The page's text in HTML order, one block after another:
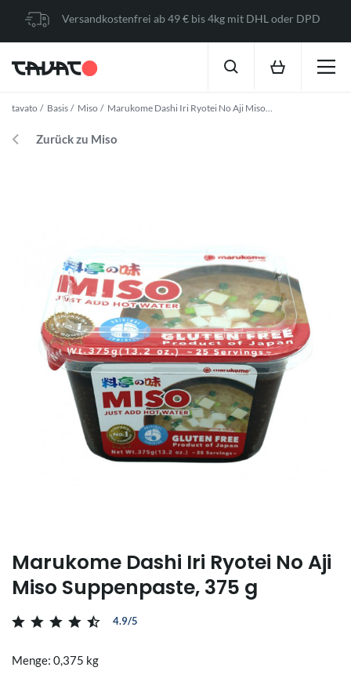
Versandkostenfrei ab 49 € bis 4kg mit DHL oder DPD
tavato Basis Miso Marukome Dashi Iri Ryotei No Aji Miso...
Zurück zu Miso
Marukome Dashi Iri Ryotei No Aji
Miso Suppenpaste, 375 g
4.9/5
Menge: 0,375 kg